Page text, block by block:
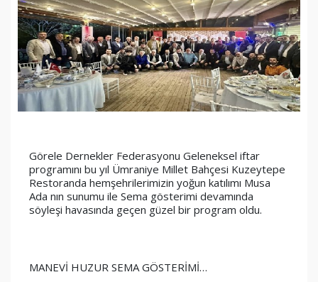
Görele Dernekler Federasyonu Geleneksel iftar
programını bu yıl Ümraniye Millet Bahçesi Kuzeytepe
Restoranda hemşehrilerimizin yoğun katılımı Musa
Ada nın sunumu ile Sema gösterimi devamında
söyleşi havasında geçen güzel bir program oldu.
MANEVİ HUZUR SEMA GÖSTERİMİ…